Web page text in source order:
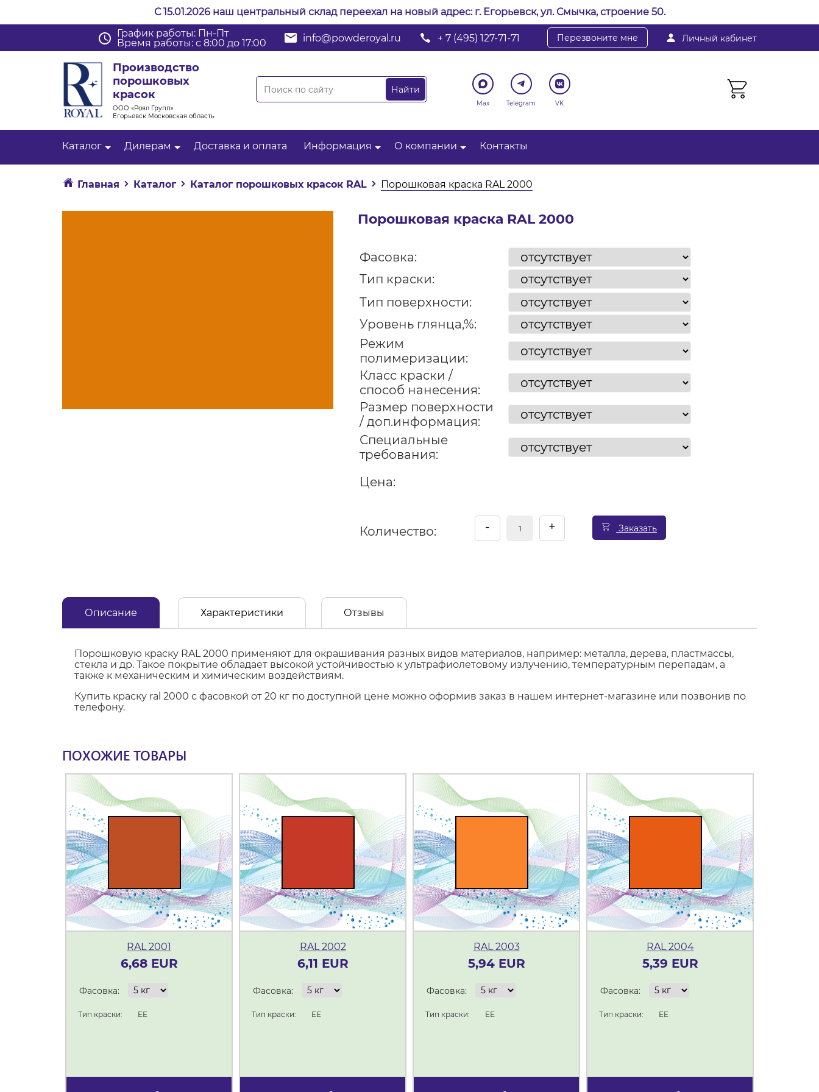
С 15.01.2026 наш центральный склад переехал на новый адрес: г. Егорьевск, ул. Смычка, строение 50.
Личный кабинет
График работы: Пн-Пт
Время работы: с 8:00 до 17:00
info@powderoyal.ru + 7 (495) 127-71-71 Перезвоните мне
Производство
порошковых
красок
ООО «Роял Групп»
Егорьевск Московская область
Max Telegram VK
Каталог Дилерам Доставка и оплата Информация О компании Контакты
Главная Каталог Каталог порошковых красок RAL Порошковая краска RAL 2000
Порошковая краска RAL 2000
Фасовка:
Тип краски:
Тип поверхности:
Уровень глянца,%:
Режим
полимеризации:
Класс краски /
способ нанесения:
Размер поверхности
/ доп.информация:
Специальные
требования:
Цена:
Количество: - + Заказать
Описание Характеристики Отзывы
Порошковую краску RAL 2000 применяют для окрашивания разных видов материалов, например: металла, дерева, пластмассы,
стекла и др. Такое покрытие обладает высокой устойчивостью к ультрафиолетовому излучению, температурным перепадам, а
также к механическим и химическим воздействиям.
Купить краску ral 2000 с фасовкой от 20 кг по доступной цене можно оформив заказ в нашем интернет-магазине или позвонив по
телефону.
ПОХОЖИЕ ТОВАРЫ
RAL 2001
6,68 EUR
Фасовка:
Тип краски: EE
RAL 2002
6,11 EUR
Фасовка:
Тип краски: EE
RAL 2003
5,94 EUR
Фасовка:
Тип краски: EE
RAL 2004
5,39 EUR
Фасовка:
Тип краски: EE